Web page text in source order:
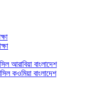
আরাবিয়া বাংলাদেশ
কওমিয়া বাংলাদেশ